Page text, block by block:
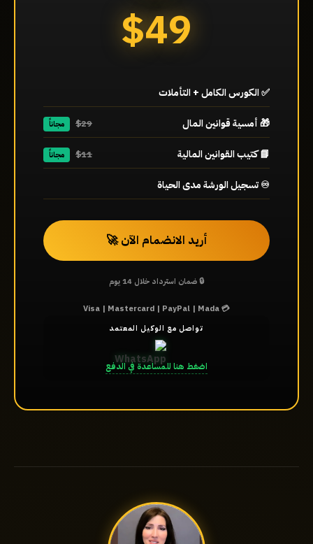
$49
✅ الكورس الكامل + التأملات
🎁 أمسية قوانين المال $29 مجاناً
📘 كتيب القوانين المالية $11 مجاناً
♾️ تسجيل الورشة مدى الحياة
أريد الانضمام الآن 🚀
🔒 ضمان استرداد خلال 14 يوم
💳 Visa | Mastercard | PayPal | Mada
تواصل مع الوكيل المعتمد
اضغط هنا للمساعدة في الدفع